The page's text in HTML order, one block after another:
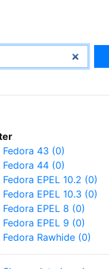
Fedora 43 (0)
Fedora 44 (0)
Fedora EPEL 10.2 (0)
Fedora EPEL 10.3 (0)
Fedora EPEL 8 (0)
Fedora EPEL 9 (0)
Fedora Rawhide (0)